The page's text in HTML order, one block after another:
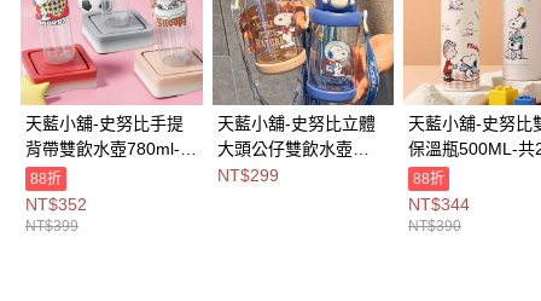
1.本服務係由「台灣大哥大股份有限公司」（以下簡稱本公司）所提供，讓
用戶於交易時，得透過本服務購買商品或服務，並由商店將買賣／分期付款
買賣價金債權讓與本公司後，依約使用本公司帳單繳交帳款。
2.基於同意付款使用「大哥付你分期」之契約關係目的，商店將以您的個人
資料（包含姓名、電話或地址）提供予台灣大哥大進項蒐集、處理及利用，
由本公司與您本人進行分期帳單所需資料之確認、核對及更正。
3.完整用戶服務條款，請詳閱以下連結：https://oppay.tw/userRule
付款後萊爾富取貨
每筆NT$8,888，滿NT$8,888(含以上)免運費
7-11取貨付款
每筆NT$80，滿NT$1,000(含以上)免運費
付款後7-11取貨
每筆NT$80，滿NT$1,000(含以上)免運費
天藍小舖-史努比手提
背帶雙飲水壺780ml-共
3
色-$399【A11115371
】
88折
NT$352
NT$399
天藍小舖-史努比立體
大頭公仔雙飲水壺
650ML-共2
NT$299
天藍小舖-史努比
保溫瓶500ML-共
色-$390【
】
88折
NT$344
NT$390